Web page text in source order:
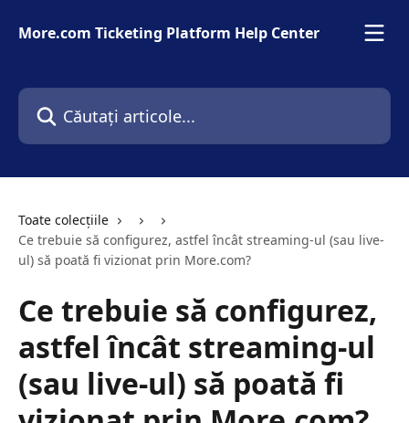
More.com Ticketing Platform Help Center
Căutați articole...
Toate colecțiile
Ce trebuie să configurez, astfel încât streaming-ul (sau live-
ul) să poată fi vizionat prin More.com?
Ce trebuie să configurez,
astfel încât streaming-ul
(sau live-ul) să poată fi